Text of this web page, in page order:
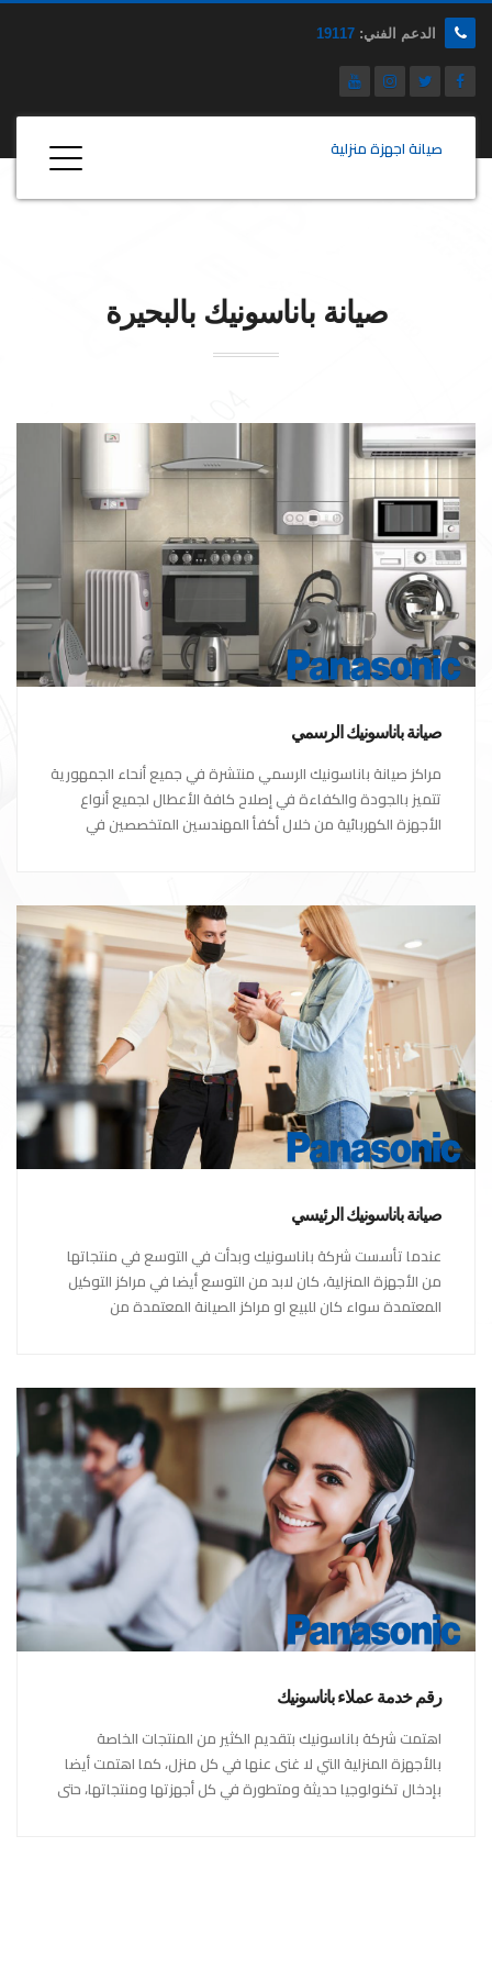
الدعم الفني: 19117
صيانة اجهزة منزلية
صيانةباناسونيك بالبحيرة
صيانة باناسونيك الرسمي
مراكز صيانة باناسونيك الرسمي منتشرة في جميع أنحاء الجمهورية
تتميز بالجودة والكفاءة في إصلاح كافة الأعطال لجميع أنواع
الأجهزة الكهربائية من خلال أكفأ المهندسين المتخصصين في
صيانة باناسونيك الرئيسي
عندما تأسست شركة باناسونيك وبدأت في التوسع في منتجاتها
من الأجهزة المنزلية، كان لابد من التوسع أيضا في مراكز التوكيل
المعتمدة سواء كان للبيع او مراكز الصيانة المعتمدة من
رقم خدمة عملاء باناسونيك
اهتمت شركة باناسونيك بتقديم الكثير من المنتجات الخاصة
بالأجهزة المنزلية التي لا غنى عنها في كل منزل، كما اهتمت أيضا
بإدخال تكنولوجيا حديثة ومتطورة في كل أجهزتها ومنتجاتها، حتى